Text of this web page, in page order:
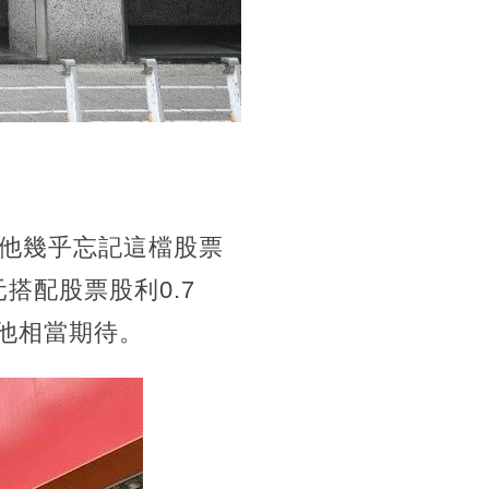
幾乎忘記這檔股票
配股票股利0.7
當期待。